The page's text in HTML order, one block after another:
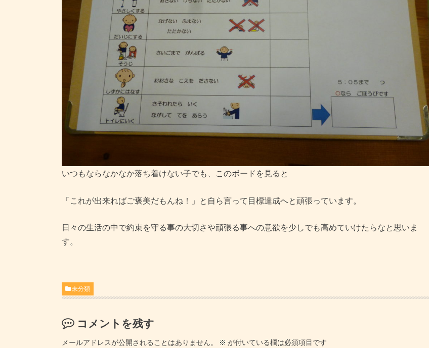
いつもならなかなか落ち着けない子でも、このボードを見ると
「これが出来ればご褒美だもんね！」と自ら言って目標達成へと頑張っています。
日々の生活の中で約束を守る事の大切さや頑張る事への意欲を少しでも高めていけたらなと思いま
す。
未分類
コメントを残す
メールアドレスが公開されることはありません。 ※ が付いている欄は必須項目です